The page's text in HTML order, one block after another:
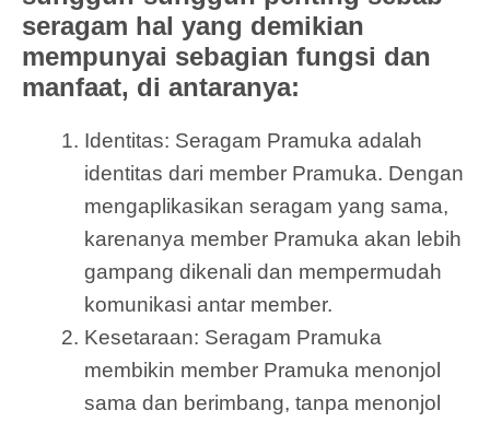
seragam hal yang demikian
mempunyai sebagian fungsi dan
manfaat, di antaranya:
Identitas: Seragam Pramuka adalah
identitas dari member Pramuka. Dengan
mengaplikasikan seragam yang sama,
karenanya member Pramuka akan lebih
gampang dikenali dan mempermudah
komunikasi antar member.
Kesetaraan: Seragam Pramuka
membikin member Pramuka menonjol
sama dan berimbang, tanpa menonjol